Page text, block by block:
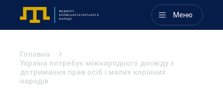
Меню
Головна
Україна потребує міжнародного досвіду з
дотримання прав осіб і малих корінних
народів